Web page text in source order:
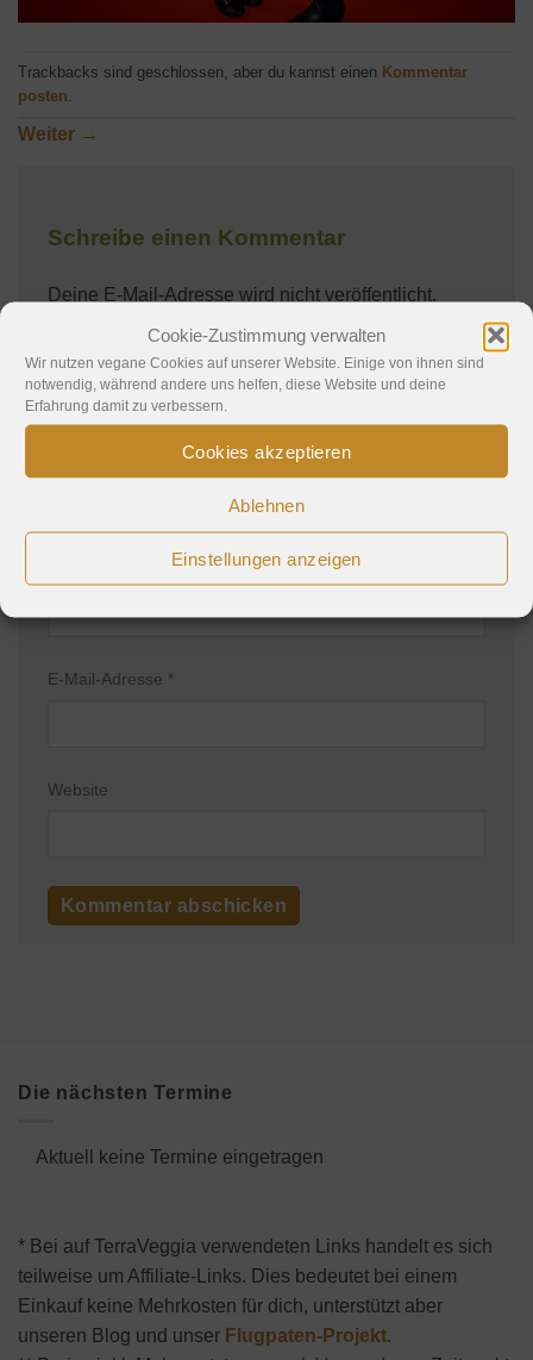
Cookie-Zustimmung verwalten
Wir nutzen vegane Cookies auf unserer Website. Einige von ihnen sind
notwendig, während andere uns helfen, diese Website und deine
Erfahrung damit zu verbessern.
Cookies akzeptieren
Ablehnen
Einstellungen anzeigen
Trackbacks sind geschlossen, aber du kannst einen Kommentar
posten
Weiter →
Schreibe einen Kommentar
Deine E-Mail-Adresse wird nicht veröffentlicht.
Erforderliche Felder sind mit
markiert
Kommentar*
E-Mail-Adresse *
Website
Die nächsten Termine
Aktuell keine Termine eingetragen
* Bei auf TerraVeggia verwendeten Links handelt es sich
teilweise um Affiliate-Links. Dies bedeutet bei einem
Einkauf keine Mehrkosten für dich, unterstützt aber
unseren Blog und unser Flugpaten-Projekt.